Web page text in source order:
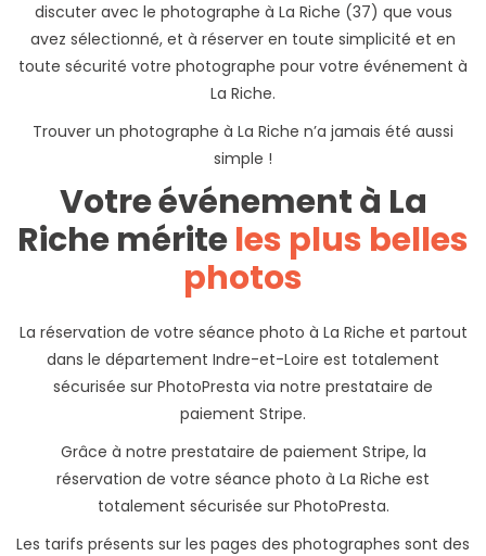
discuter avec le photographe à La Riche (37) que vous
avez sélectionné, et à réserver en toute simplicité et en
toute sécurité votre photographe pour votre événement à
La Riche.
Trouver un photographe à La Riche n’a jamais été aussi
simple !
Votre événement à La
Riche mériteles plus belles
photos
La réservation de votre séance photo à La Riche et partout
dans le département Indre-et-Loire est totalement
sécurisée sur PhotoPresta via notre prestataire de
paiement Stripe.
Grâce à notre prestataire de paiement Stripe, la
réservation de votre séance photo à La Riche est
totalement sécurisée sur PhotoPresta.
Les tarifs présents sur les pages des photographes sont des